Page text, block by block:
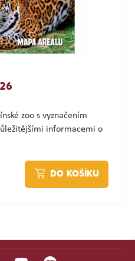
zoo s vyznačením
informacemi o
DO KOŠÍKU